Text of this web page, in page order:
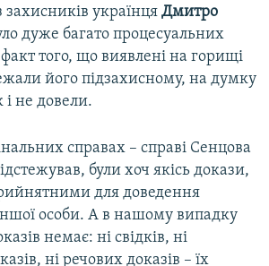
українця Дмитро
дуже багато процесуальних
того, що виявлені на горищі
його підзахисному, на думку
і не довели.
справах – справі Сенцова
були хоч якісь докази,
для доведення
особи. А в нашому випадку
немає: ні свідків, ні
ні речових доказів – їх